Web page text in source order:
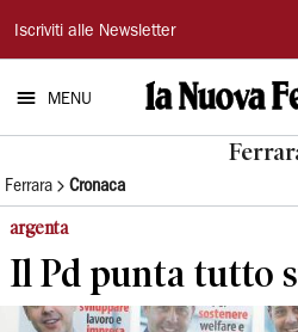
La
Nuova
Ferrara
Iscriviti alle Newsletter
MENU
Ferrara Cronaca
argenta
Il Pd punta tutto